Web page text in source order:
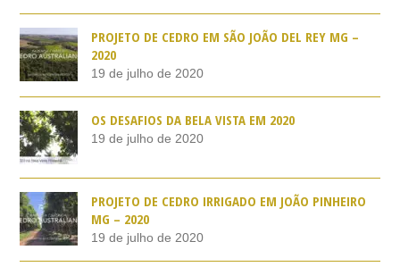
PROJETO DE CEDRO EM SÃO JOÃO DEL REY MG –
2020
19 de julho de 2020
OS DESAFIOS DA BELA VISTA EM 2020
19 de julho de 2020
PROJETO DE CEDRO IRRIGADO EM JOÃO PINHEIRO
MG – 2020
19 de julho de 2020